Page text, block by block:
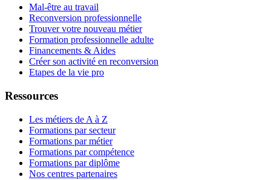
Mal-être au travail
Reconversion professionnelle
Trouver votre nouveau métier
Formation professionnelle adulte
Financements & Aides
Créer son activité en reconversion
Etapes de la vie pro
Ressources
Les métiers de A à Z
Formations par secteur
Formations par métier
Formations par compétence
Formations par diplôme
Nos centres partenaires